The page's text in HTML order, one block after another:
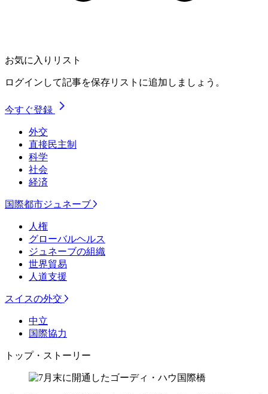
お気に入りリスト
ログインして記事を保存リストに追加しましょう。
今すぐ登録
外交
直接民主制
科学
社会
経済
国際都市ジュネーブ
人権
グローバルヘルス
ジュネーブの組織
世界貿易
人道支援
スイスの外交
中立
国際協力
トップ・ストーリー